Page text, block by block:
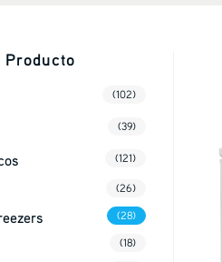
Producto
(102)
(39)
(121)
(26)
(28)
(18)